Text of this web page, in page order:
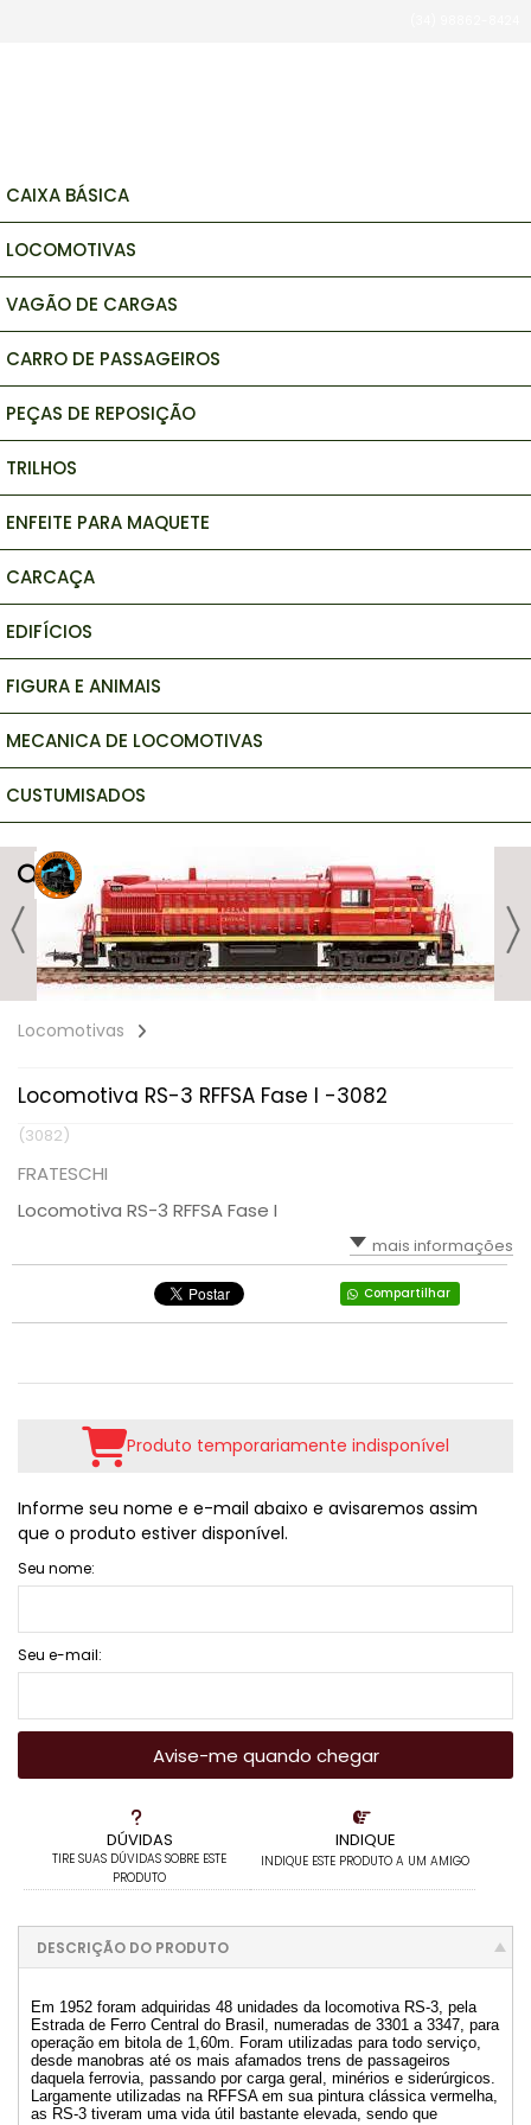
CAIXA BÁSICA
LOCOMOTIVAS
VAGÃO DE CARGAS
CARRO DE PASSAGEIROS
PEÇAS DE REPOSIÇÃO
TRILHOS
ENFEITE PARA MAQUETE
CARCAÇA
EDIFÍCIOS
FIGURA E ANIMAIS
MECANICA DE LOCOMOTIVAS
CUSTUMISADOS
Locomotivas
Locomotiva RS-3 RFFSA Fase I -3082
(3082)
FRATESCHI
Locomotiva RS-3 RFFSA Fase I
mais informações
Compartilhar
DÚVIDAS
TIRE SUAS DÚVIDAS SOBRE ESTE
PRODUTO
INDIQUE
INDIQUE ESTE PRODUTO A UM AMIGO
Produto temporariamente indisponível
Informe seu nome e e-mail abaixo e avisaremos assim
que o produto estiver disponível.
Seu nome:
Seu e-mail:
Avise-me quando chegar
DESCRIÇÃO DO PRODUTO
Em 1952 foram adquiridas 48 unidades da locomotiva RS-3, pela
Estrada de Ferro Central do Brasil, numeradas de 3301 a 3347, para
operação em bitola de 1,60m. Foram utilizadas para todo serviço,
desde manobras até os mais afamados trens de passageiros
daquela ferrovia, passando por carga geral, minérios e siderúrgicos.
Largamente utilizadas na RFFSA em sua pintura clássica vermelha,
as RS-3 tiveram uma vida útil bastante elevada, sendo que